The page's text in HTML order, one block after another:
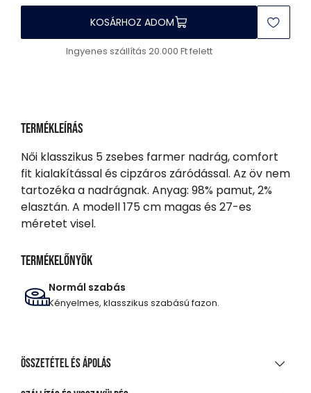
KOSÁRHOZ ADOM
Ingyenes szállítás 20.000 Ft felett
Termékleírás
Női klasszikus 5 zsebes farmer nadrág, comfort
fit kialakítással és cipzáros záródással. Az öv nem
tartozéka a nadrágnak. Anyag: 98% pamut, 2%
elasztán. A modell 175 cm magas és 27-es
méretet visel.
Termékelőnyök
Normál szabás
Kényelmes, klasszikus szabású fazon.
Összetétel és ápolás